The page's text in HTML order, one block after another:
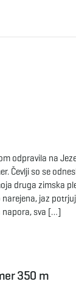
odpravila na
Čevlji so se
druga zimska
jaz
napora, sva […]
350 m